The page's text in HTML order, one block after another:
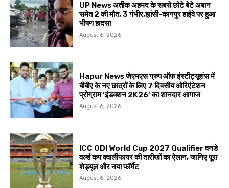
UP News अतीक अहमद के सबसे छोटे बेटे अबान
समेत 2 की मौत, 3 गंभीर,झांसी-कानपुर हाईवे पर हुआ
भीषण हादसा
August 6, 2026
Hapur News जेएमएस ग्रुप ऑफ इंस्टीट्यूशंस में
बीबीए के नए छात्रों के लिए 7 दिवसीय ओरिएंटेशन
प्रोग्राम ‘इंडक्शन 2K26’ का शानदार आगाज
August 6, 2026
ICC ODI World Cup 2027 Qualifier वनडे
वर्ल्ड कप क्वालीफायर की तारीखों का ऐलान, जानिए पूरा
शेड्यूल और नया फॉर्मेट
August 6, 2026